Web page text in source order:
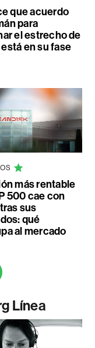
que acuerdo
para
el estrecho de
en su fase
más rentable
500 cae con
sus
qué
al mercado
Línea